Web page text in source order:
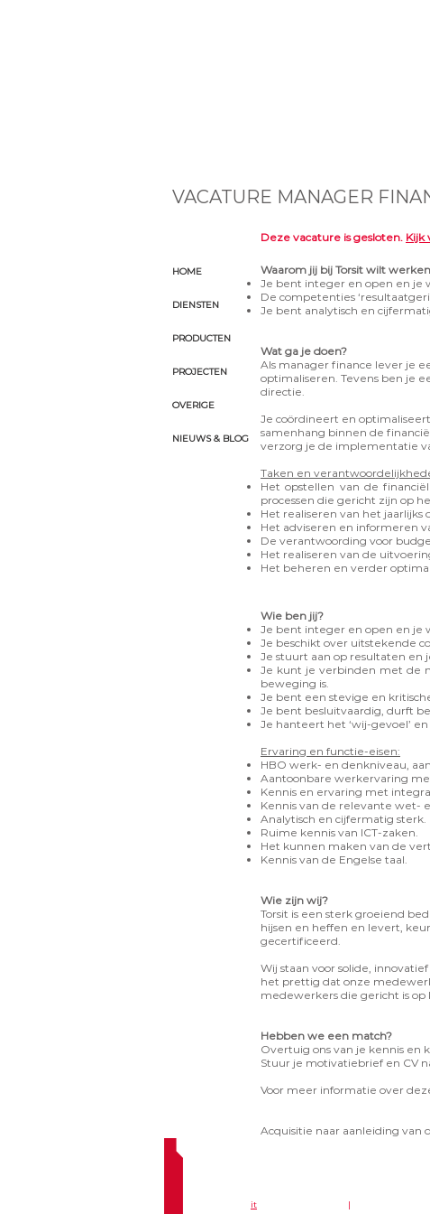
VACATURE MANAGER
HOME
DIENSTEN
PRODUCTEN
PROJECTEN
OVERIGE
NIEUWS & BLOG
Waarom jij bij Torsit wilt
Je bent integer en open en je
De competenties
Je bent analytisch en
Wat ga je doen?
Als manager finance lever je
optimaliseren. Tevens ben je
directie.
Je coördineert en
samenhang binnen de
verzorg je de implementatie
Taken en
Het opstellen van de
processen die gericht zijn op
Het realiseren van het
Het adviseren en informeren
De verantwoording voor
Het realiseren van de
Het beheren en verder
Wie ben jij?
Je bent integer en open en je
Je beschikt over uitstekende
Je stuurt aan op resultaten en
Je kunt je verbinden met de
beweging is.
Je bent een stevige en
Je bent besluitvaardig, durft
Je hanteert het ‘wij-gevoel’
Ervaring en functie-eisen:
HBO werk- en denkniveau,
Aantoonbare werkervaring
Kennis en ervaring met
Kennis van de relevante wet-
Analytisch en cijfermatig sterk.
Ruime kennis van ICT-zaken.
Het kunnen maken van de
Kennis van de Engelse taal.
Wie zijn wij?
Torsit is een sterk groeiend
hijsen en heffen en levert,
gecertificeerd.
Wij staan voor solide,
het prettig dat onze
medewerkers die gericht is
​Hebben we een match?
Overtuig ons van je kennis en
Stuur je motivatiebrief en CV
Voor meer informatie over
Acquisitie naar aanleiding van
Deze vacature is gesloten. Kijk
it |